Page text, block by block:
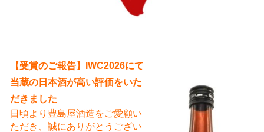
【受賞のご報告】IWC2026にて
当蔵の日本酒が高い評価をいた
だきました
日頃より豊島屋酒造をご愛顧い
ただき、誠にありがとうござい